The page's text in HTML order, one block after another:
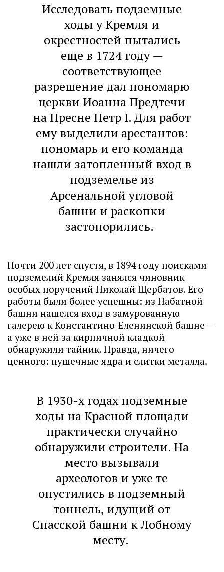
Исследовать подземные
ходы у Кремля и
окрестностей пытались
еще в 1724 году —
соответствующее
разрешение дал пономарю
церкви Иоанна Предтечи
на Пресне Петр I. Для работ
ему выделили арестантов:
пономарь и его команда
нашли затопленный вход в
подземелье из
Арсенальной угловой
башни и раскопки
застопорились.
Почти 200 лет спустя, в 1894 году поисками
подземелий Кремля занялся чиновник
особых поручений Николай Щербатов. Его
работы были более успешны: из Набатной
башни нашелся вход в замурованную
галерею к Константино-Еленинской башне —
а уже в ней за кирпичной кладкой
обнаружили тайник. Правда, ничего
ценного: пушечные ядра и слитки металла.
В 1930-х годах подземные
ходы на Красной площади
практически случайно
обнаружили строители. На
место вызывали
археологов и уже те
опустились в подземный
тоннель, идущий от
Спасской башни к Лобному
месту.